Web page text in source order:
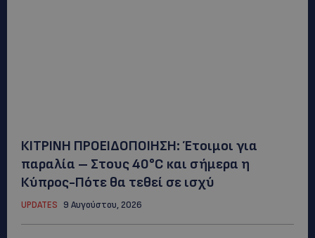
ΚΙΤΡΙΝΗ ΠΡΟΕΙΔΟΠΟΙΗΣΗ: Έτοιμοι για
παραλία – Στους 40°C και σήμερα η
Κύπρος-Πότε θα τεθεί σε ισχύ
UPDATES 9 Αυγούστου, 2026